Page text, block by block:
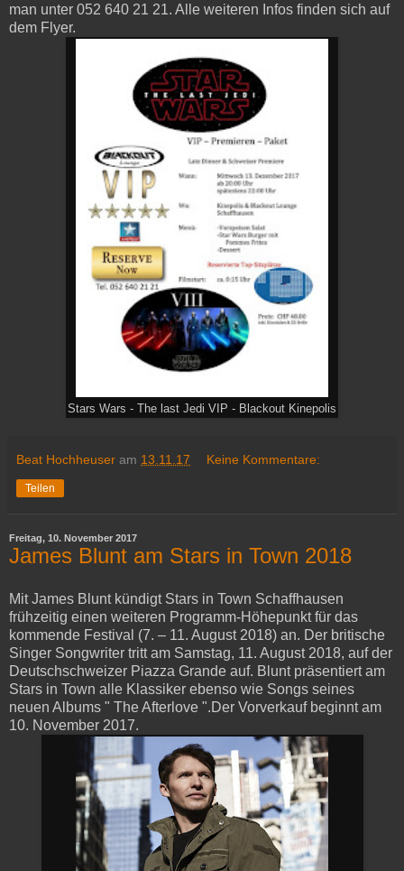
man unter 052 640 21 21. Alle weiteren Infos finden sich auf
dem Flyer.
Stars Wars - The last Jedi VIP - Blackout Kinepolis
Beat Hochheuser am 13.11.17 Keine Kommentare:
Teilen
Freitag, 10. November 2017
James Blunt am Stars in Town 2018
Mit James Blunt kündigt Stars in Town Schaffhausen
frühzeitig einen weiteren Programm-Höhepunkt für das
kommende Festival (7. – 11. August 2018) an. Der britische
Singer Songwriter tritt am Samstag, 11. August 2018, auf der
Deutschschweizer Piazza Grande auf. Blunt präsentiert am
Stars in Town alle Klassiker ebenso wie Songs seines
neuen Albums " The Afterlove ".Der Vorverkauf beginnt am
10. November 2017.